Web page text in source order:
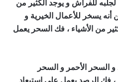
لجلبه للفراش و يوجد الكثير من
أنه يسخر للأعمال الخيرية و
من الأشياء ، فك السحر يعمل
و السحر الأحمر و السحر